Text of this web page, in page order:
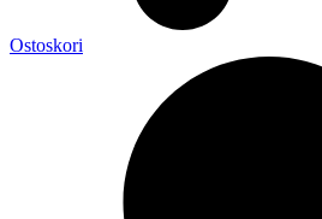
Ostoskori